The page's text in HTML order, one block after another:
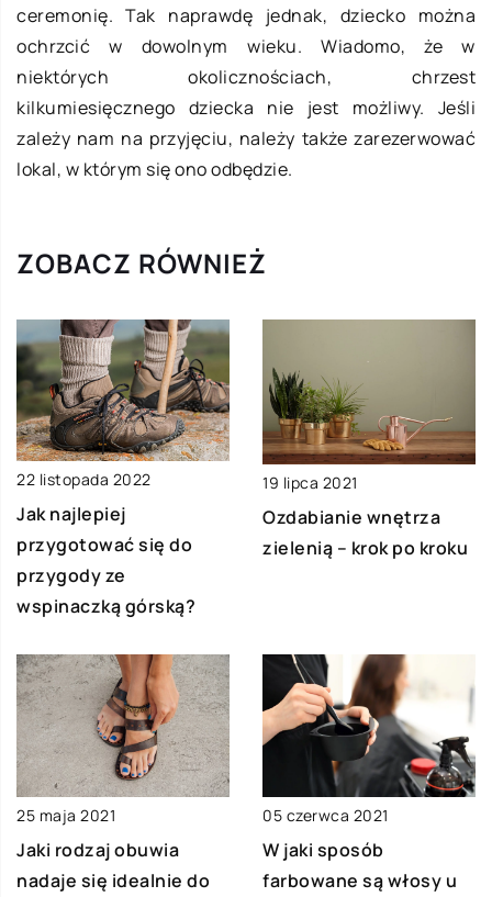
ceremonię. Tak naprawdę jednak, dziecko można
ochrzcić w dowolnym wieku. Wiadomo, że w
niektórych okolicznościach, chrzest
kilkumiesięcznego dziecka nie jest możliwy. Jeśli
zależy nam na przyjęciu, należy także zarezerwować
lokal, w którym się ono odbędzie.
ZOBACZ RÓWNIEŻ
22 listopada 2022
Jak najlepiej
przygotować się do
przygody ze
wspinaczką górską?
19 lipca 2021
Ozdabianie wnętrza
zielenią – krok po kroku
25 maja 2021
Jaki rodzaj obuwia
nadaje się idealnie do
05 czerwca 2021
W jaki sposób
farbowane są włosy u